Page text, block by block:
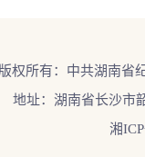
版权所有：中共湖南省
地址：湖南省长沙市
湘